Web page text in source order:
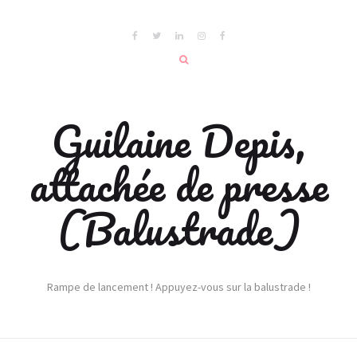
Guilaine Depis,
attachée de presse
(Balustrade)
Rampe de lancement ! Appuyez-vous sur la balustrade !